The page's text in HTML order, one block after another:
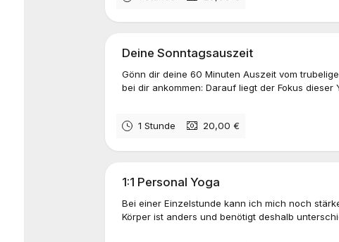
Deine Sonntagsauszeit
Gönn dir deine 60 Minuten Auszeit vom
bei dir ankommen: Darauf liegt der Fokus dieser
1 Stunde 20,00 €
1:1 Personal Yoga
Bei einer Einzelstunde kann ich mich noch
Körper ist anders und benötigt deshalb